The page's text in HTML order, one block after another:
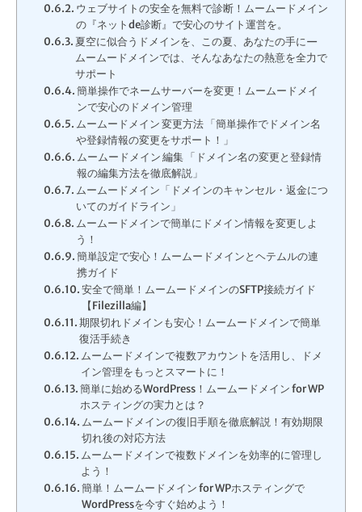
ウェブサイトの安全を無料で診断！ムームードメイン
の『ネットde診断』で安心のサイト運営を。
夏空に似合うドメインを、この夏、あなたの手に—
ムームードメインでは、そんなあなたの熱意を全力で
サポート
簡単操作でネームサーバーを変更！ムームードメイ
ンで安心のドメイン管理
ムームードメイン 変更方法 「簡単操作でドメイン名
や登録情報の変更をサポート！」
ムームードメイン 編集 「ドメイン名の変更と登録情
報の編集方法を徹底解説」
ムームードメイン「ドメインのキャンセル・返金につ
いてのガイドライン」
ムームードメインで簡単にドメイン情報を変更しよ
う！
簡単設定で安心！ムームードメインとヘテムルの連
携ガイド
安全で簡単！ムームードメインのSFTP接続ガイド
【Filezilla編】
期限切れドメインも安心！ムームードメインで簡単
復活手続き
ムームードメインで複数アカウントを活用し、ドメ
イン管理をもっとスマートに！
簡単に始めるWordPress！ムームードメイン for WP
ホスティングの実力とは？
ムームードメインの復旧手順を徹底解説！有効期限
切れ後の対応方法
ムームードメインで複数ドメインを効率的に管理し
よう！
簡単！ムームードメイン for WPホスティングで
WordPressを今すぐ始めよう！